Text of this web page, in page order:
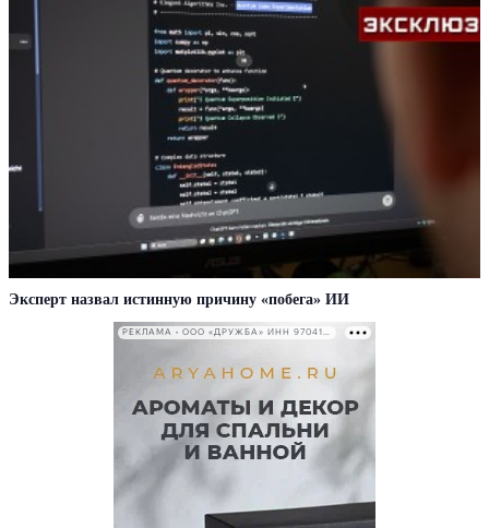
Эксперт назвал истинную причину «побега» ИИ
РЕКЛАМА • ООО «ДРУЖБА» ИНН 9704146411